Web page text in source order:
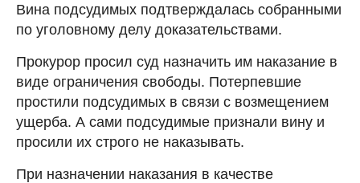
Вина подсудимых подтверждалась собранными
по уголовному делу доказательствами.
Прокурор просил суд назначить им наказание в
виде ограничения свободы. Потерпевшие
простили подсудимых в связи с возмещением
ущерба. А сами подсудимые признали вину и
просили их строго не наказывать.
При назначении наказания в качестве